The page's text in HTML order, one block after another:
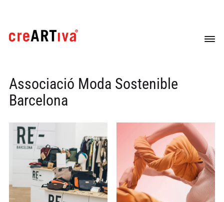
Associació Moda Sostenible
Barcelona